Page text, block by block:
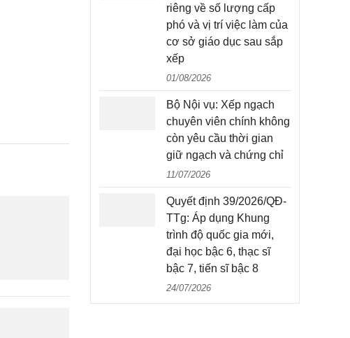
riêng về số lượng cấp
phó và vị trí việc làm của
cơ sở giáo dục sau sắp
xếp
01/08/2026
Bộ Nội vụ: Xếp ngạch
chuyên viên chính không
còn yêu cầu thời gian
giữ ngạch và chứng chỉ
11/07/2026
Quyết định 39/2026/QĐ-
TTg: Áp dụng Khung
trình độ quốc gia mới,
đại học bậc 6, thạc sĩ
bậc 7, tiến sĩ bậc 8
24/07/2026